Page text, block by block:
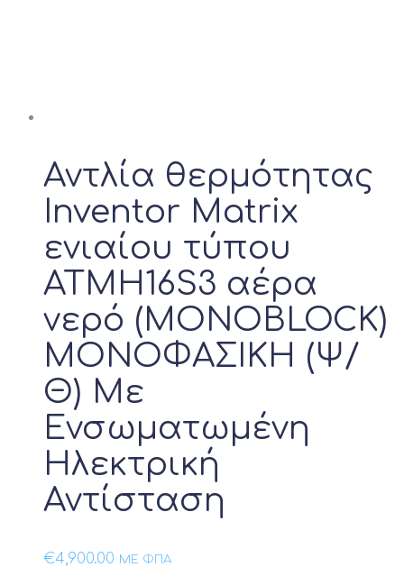
Αντλία θερμότητας
Inventor Matrix
ενιαίου τύπου
ATMH16S3 αέρα
νερό (MONOBLOCK)
ΜΟΝΟΦΑΣΙΚΗ (Ψ/
Θ) Με
Ενσωματωμένη
Ηλεκτρική
Αντίσταση
€4,900.00 ΜΕ ΦΠΑ